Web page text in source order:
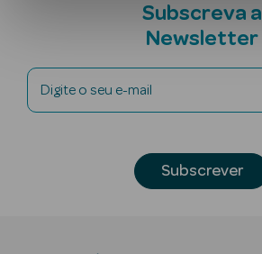
Solares
Subscreva a
Newsletter
Digite o seu e-mail
Subscrever